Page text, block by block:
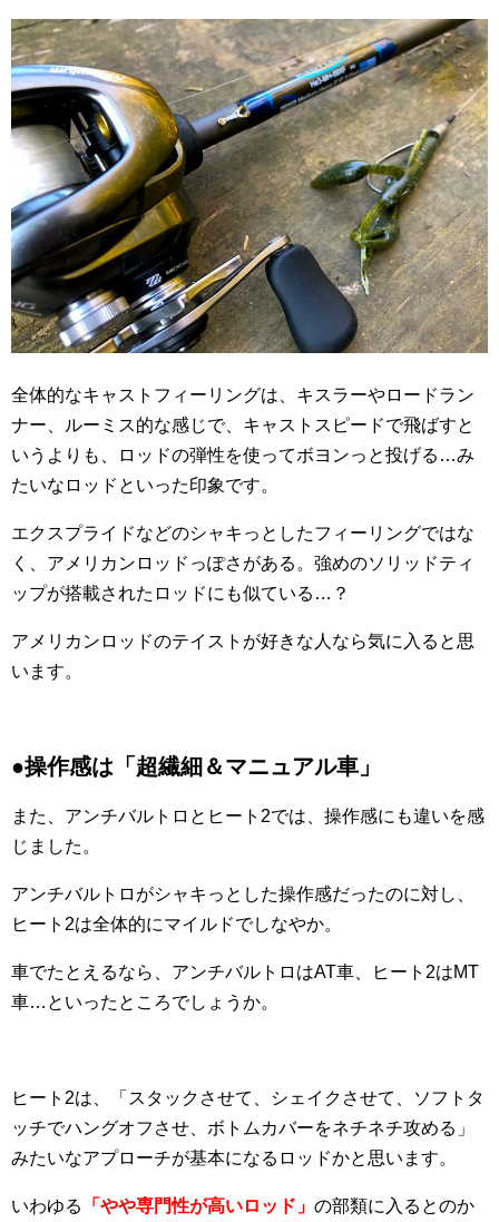
全体的なキャストフィーリングは、キスラーやロードラン
ナー、ルーミス的な感じで、キャストスピードで飛ばすと
いうよりも、ロッドの弾性を使ってボヨンっと投げる…み
たいなロッドといった印象です。
エクスプライドなどのシャキっとしたフィーリングではな
く、アメリカンロッドっぽさがある。強めのソリッドティ
ップが搭載されたロッドにも似ている…？
アメリカンロッドのテイストが好きな人なら気に入ると思
います。
●操作感は「超繊細＆マニュアル車」
また、アンチバルトロとヒート2では、操作感にも違いを感
じました。
アンチバルトロがシャキっとした操作感だったのに対し、
ヒート2は全体的にマイルドでしなやか。
車でたとえるなら、アンチバルトロはAT車、ヒート2はMT
車…といったところでしょうか。
ヒート2は、「スタックさせて、シェイクさせて、ソフトタ
ッチでハングオフさせ、ボトムカバーをネチネチ攻める」
みたいなアプローチが基本になるロッドかと思います。
いわゆる 「やや専門性が高いロッド」 の部類に入るとのか